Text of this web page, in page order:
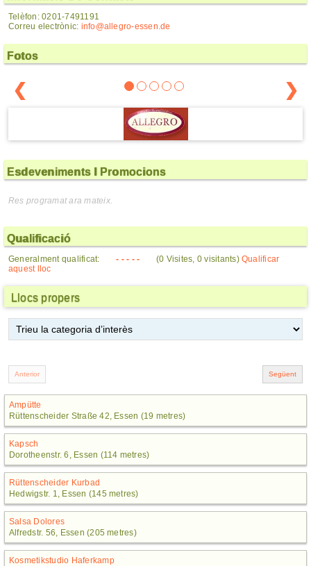
Telèfon: 0201-7491191
Correu electrònic: info@allegro-essen.de
Fotos
❮ ❯
Esdeveniments I Promocions
Res programat ara mateix.
Qualificació
Generalment qualificat: - - - - - (0 Visites, 0 visitants)Qualificar
aquest lloc
Llocs propers
Ampütte
Rüttenscheider Straße 42, Essen (19 metres)
Kapsch
Dorotheenstr. 6, Essen (114 metres)
Rüttenscheider Kurbad
Hedwigstr. 1, Essen (145 metres)
Salsa Dolores
Alfredstr. 56, Essen (205 metres)
Kosmetikstudio Haferkamp